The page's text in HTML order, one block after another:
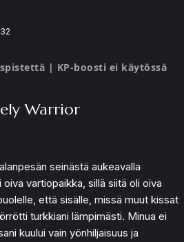
| KP-boosti ei käytössä
Warrior
seinästä aukeavalla
vartiopaikka, sillä siitä oli oiva
että sisälle, missä muut kissat
turkkiani lämpimästi. Minua ei
kuului vain yönhiljaisuus ja